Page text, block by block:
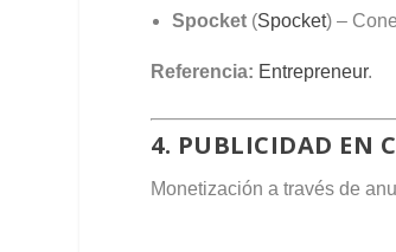
Spocket (Spocket) –
Referencia: Entrepreneur.
4. PUBLICIDAD EN
Monetización a través de